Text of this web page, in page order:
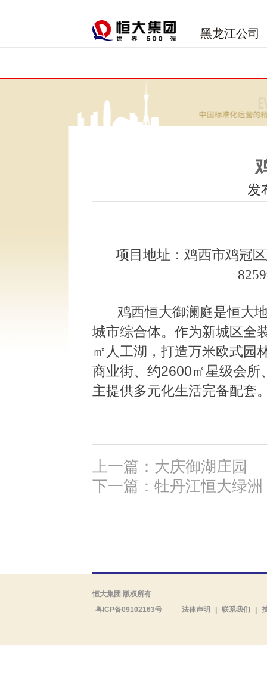
黑龙江公司
发
项目地址：鸡西市鸡冠
鸡西恒大御澜庭是恒大地
城市综合体。作为新城区全
㎡人工湖，打造万米欧式园
商业街、约2600㎡星级会
主提供多元化生活完备配套
上一篇：大庆御湖庄园
下一篇：牡丹江恒大绿洲
恒大集团 版权所有
粤ICP备09102163号
法律声明 联系我们